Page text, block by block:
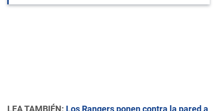
LEA TAMBIÉN: Los Rangers ponen contra la pared a